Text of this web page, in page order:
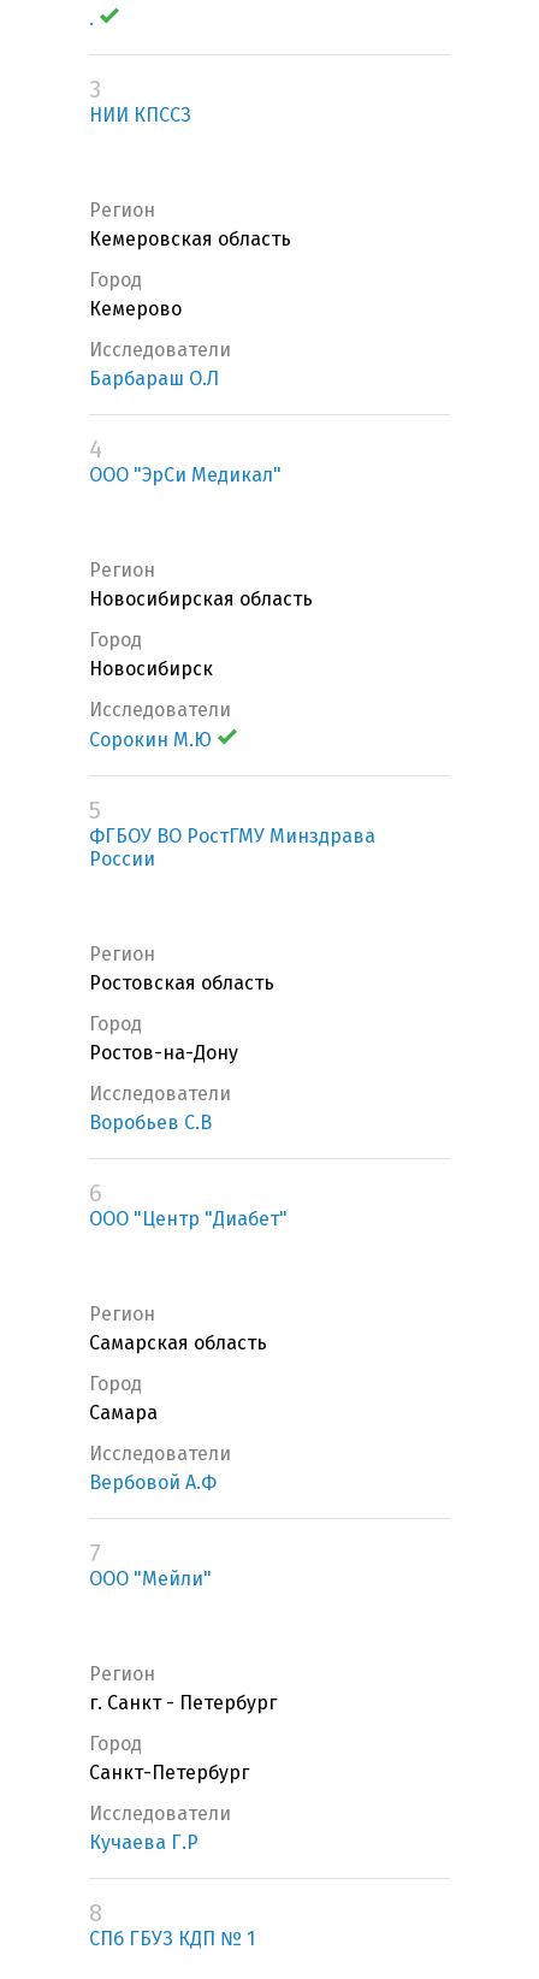
.
3
НИИ КПССЗ
Регион
Кемеровская область
Город
Кемерово
Исследователи
Барбараш О.Л
4
ООО "ЭрСи Медикал"
Регион
Новосибирская область
Город
Новосибирск
Исследователи
Сорокин М.Ю
5
ФГБОУ ВО РостГМУ Минздрава
России
Регион
Ростовская область
Город
Ростов-на-Дону
Исследователи
Воробьев С.В
6
ООО "Центр "Диабет"
Регион
Самарская область
Город
Самара
Исследователи
Вербовой А.Ф
7
ООО "Мейли"
Регион
г. Санкт - Петербург
Город
Санкт-Петербург
Исследователи
Кучаева Г.Р
8
СПб ГБУЗ КДП № 1